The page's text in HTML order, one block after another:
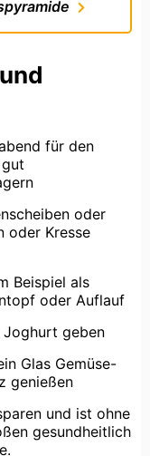
für den
oder
oder Kresse
Beispiel als
oder Auflauf
Joghurt geben
Glas Gemüse-
genießen
und ist ohne
gesundheitlich